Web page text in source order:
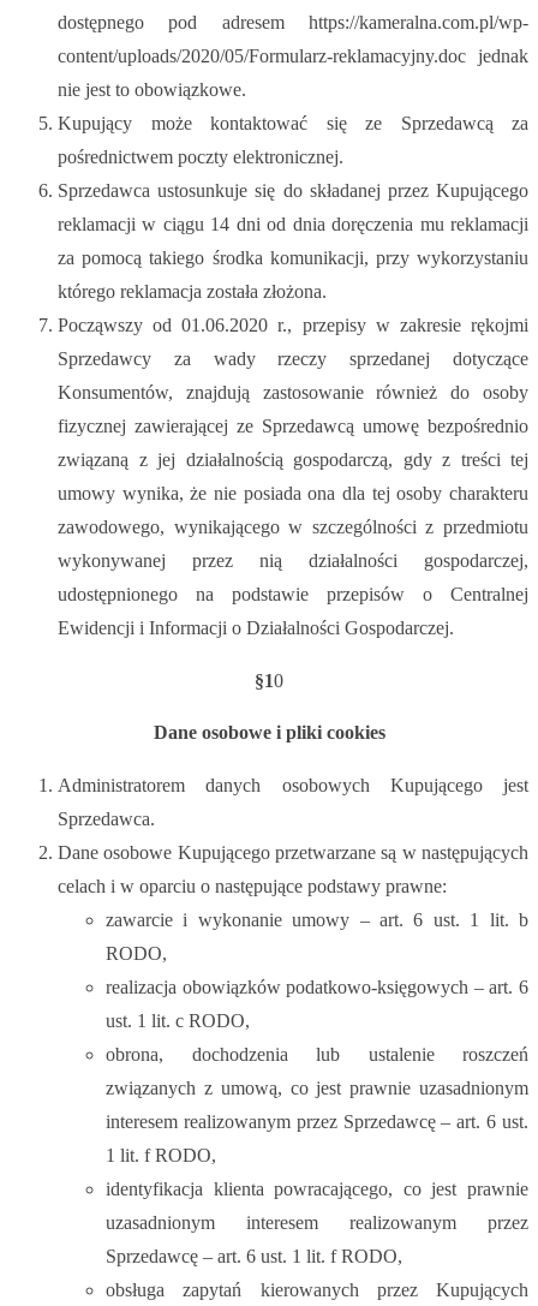
dostępnego pod adresem https://kameralna.com.pl/wp-
content/uploads/2020/05/Formularz-reklamacyjny.doc jednak
nie jest to obowiązkowe.
Kupujący może kontaktować się ze Sprzedawcą za
pośrednictwem poczty elektronicznej.
Sprzedawca ustosunkuje się do składanej przez Kupującego
reklamacji w ciągu 14 dni od dnia doręczenia mu reklamacji
za pomocą takiego środka komunikacji, przy wykorzystaniu
którego reklamacja została złożona.
Począwszy od 01.06.2020 r., przepisy w zakresie rękojmi
Sprzedawcy za wady rzeczy sprzedanej dotyczące
Konsumentów, znajdują zastosowanie również do osoby
fizycznej zawierającej ze Sprzedawcą umowę bezpośrednio
związaną z jej działalnością gospodarczą, gdy z treści tej
umowy wynika, że nie posiada ona dla tej osoby charakteru
zawodowego, wynikającego w szczególności z przedmiotu
wykonywanej przez nią działalności gospodarczej,
udostępnionego na podstawie przepisów o Centralnej
Ewidencji i Informacji o Działalności Gospodarczej.
§10
Dane osobowe i pliki cookies
Administratorem danych osobowych Kupującego jest
Sprzedawca.
Dane osobowe Kupującego przetwarzane są w następujących
celach i w oparciu o następujące podstawy prawne:
zawarcie i wykonanie umowy – art. 6 ust. 1 lit. b
RODO,
realizacja obowiązków podatkowo-księgowych – art. 6
ust. 1 lit. c RODO,
obrona, dochodzenia lub ustalenie roszczeń
związanych z umową, co jest prawnie uzasadnionym
interesem realizowanym przez Sprzedawcę – art. 6 ust.
1 lit. f RODO,
identyfikacja klienta powracającego, co jest prawnie
uzasadnionym interesem realizowanym przez
Sprzedawcę – art. 6 ust. 1 lit. f RODO,
obsługa zapytań kierowanych przez Kupujących